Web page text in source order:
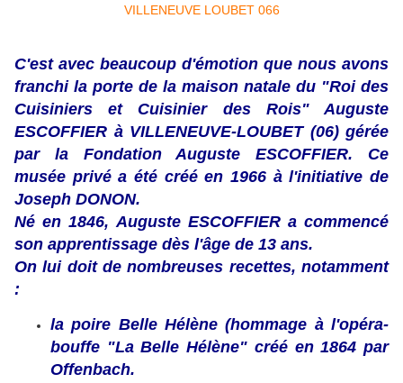
C'est avec beaucoup d'émotion que nous avons
franchi la porte de la maison natale du "Roi des
Cuisiniers et Cuisinier des Rois" Auguste
ESCOFFIER à VILLENEUVE-LOUBET (06) gérée
par la Fondation Auguste ESCOFFIER. Ce
musée privé a été créé en 1966 à l'initiative de
Joseph DONON.
Né en 1846, Auguste ESCOFFIER a commencé
son apprentissage dès l'âge de 13 ans.
On lui doit de nombreuses recettes, notamment
:
la poire Belle Hélène (hommage à l'opéra-
bouffe "La Belle Hélène" créé en 1864 par
Offenbach.